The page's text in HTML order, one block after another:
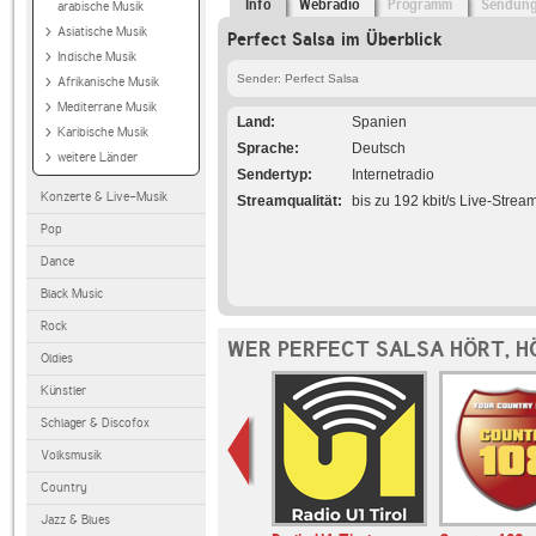
arabische Musik
Asiatische Musik
Indische Musik
Afrikanische Musik
Mediterrane Musik
Karibische Musik
weitere Länder
Konzerte & Live-Musik
Pop
Dance
Black Music
Rock
Oldies
Künstler
Schlager & Discofox
Volksmusik
Country
Jazz & Blues
Info Webradio Programm
Perfect Salsa im Überblick
Sender: Perfect Salsa
Land
Spanien
Sprache
Deutsch
Sendertyp
Internetradio
Streamqualität
bis zu 192 kbit/s Live-
WER PERFECT SALSA HÖRT,